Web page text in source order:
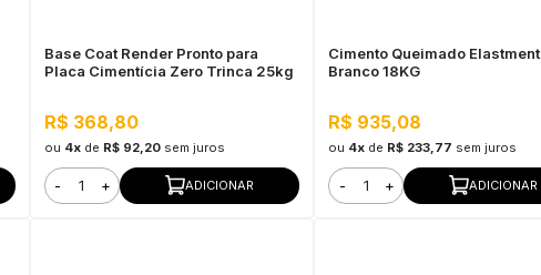
Base Coat Render Pronto para
Placa Cimentícia Zero Trinca 25kg
R$ 368,80
ou 4xde R$ 92,20 sem juros
- + ADICIONAR
Cimento Queimado Elastment
Branco 18KG
R$ 935,08
ou 4x de R$ 233,77 sem juros
- + ADICIONAR